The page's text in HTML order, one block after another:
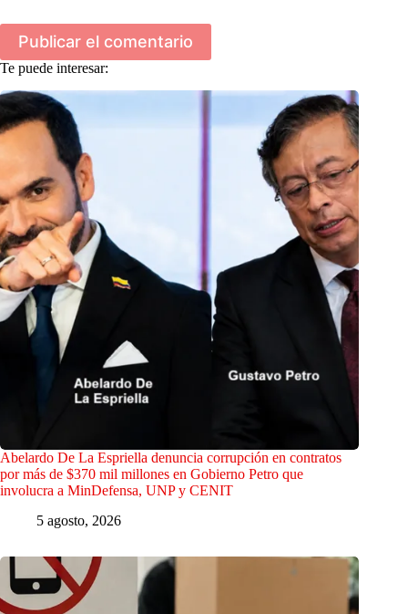
Publicar el comentario
Te puede interesar:
Abelardo De La Espriella denuncia corrupción en contratos
por más de $370 mil millones en Gobierno Petro que
involucra a MinDefensa, UNP y CENIT
5 agosto, 2026